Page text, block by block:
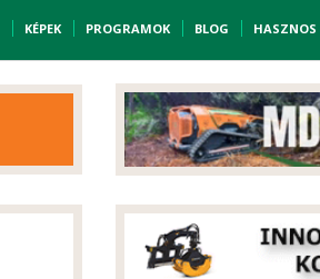
KÉPEK PROGRAMOK BLOG HASZNOS